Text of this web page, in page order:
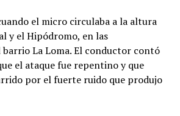
el micro circulaba a la altura
y el Hipódromo, en las
barrio La Loma. El conductor contó
el ataque fue repentino y que
por el fuerte ruido que produjo